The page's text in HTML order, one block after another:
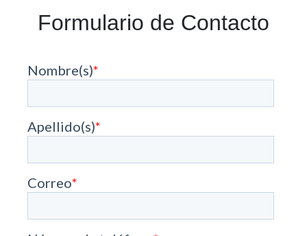
Formulario de Contacto